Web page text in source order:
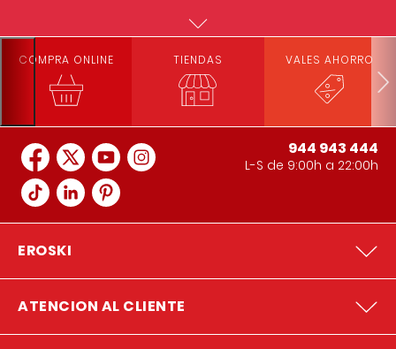
EROSKI/center A BARCALA
Urb A Barcala s/n
EROSKI/center AGRA DEL ORZAN
EROSKI/center FERROL
Perbes 1 11 Avda Castilla 203
EROSKI/center ARTEIXO
Avda Tarrio s/n
COMPRA ONLINE TIENDAS VALES AHORRO
944 943 444
L-S de 9:00h a 22:00h
EROSKI
ATENCION AL CLIENTE